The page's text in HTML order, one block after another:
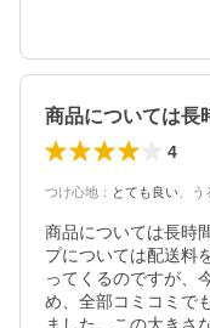
4
つけ心地 ： とても良い う
商品については長時
プについては配送料
ってくるのですが、
め、全部コミコミで